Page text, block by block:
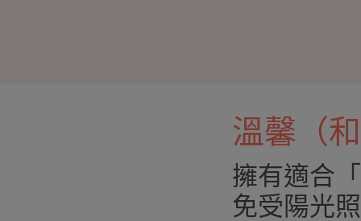
溫馨（
擁有適合
免受陽光